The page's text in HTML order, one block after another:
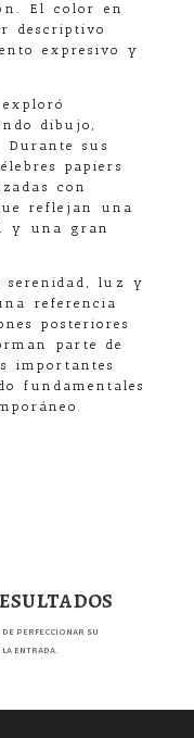
El color en
descriptivo
expresivo y
dibujo,
sus
papiers
con
reflejan una
y una gran
serenidad, luz y
referencia
posteriores
parte de
importantes
fundamentales
de perfeccionar su
entrada.